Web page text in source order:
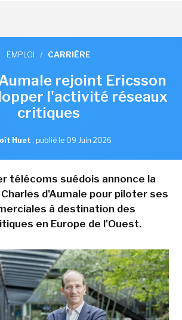
EMPLOI / CARRIÈRE
rejoint Ericsson
l'activité réseaux
critiques
Huet , publié le 09 Juin 2026
télécoms suédois annonce la
d'Aumale pour piloter ses
à destination des
en Europe de l'Ouest.